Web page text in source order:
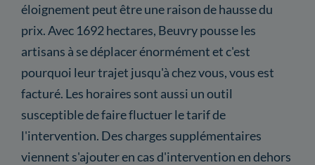
éloignement peut être une raison de hausse du
prix. Avec 1692 hectares, Beuvry pousse les
artisans à se déplacer énormément et c'est
pourquoi leur trajet jusqu'à chez vous, vous est
facturé. Les horaires sont aussi un outil
susceptible de faire fluctuer le tarif de
l'intervention. Des charges supplémentaires
viennent s'ajouter en cas d'intervention en dehors